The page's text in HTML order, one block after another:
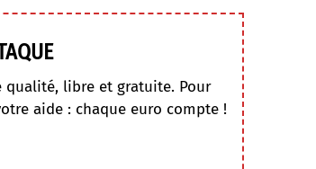
qualité, libre et gratuite. Pour
aide : chaque euro compte !